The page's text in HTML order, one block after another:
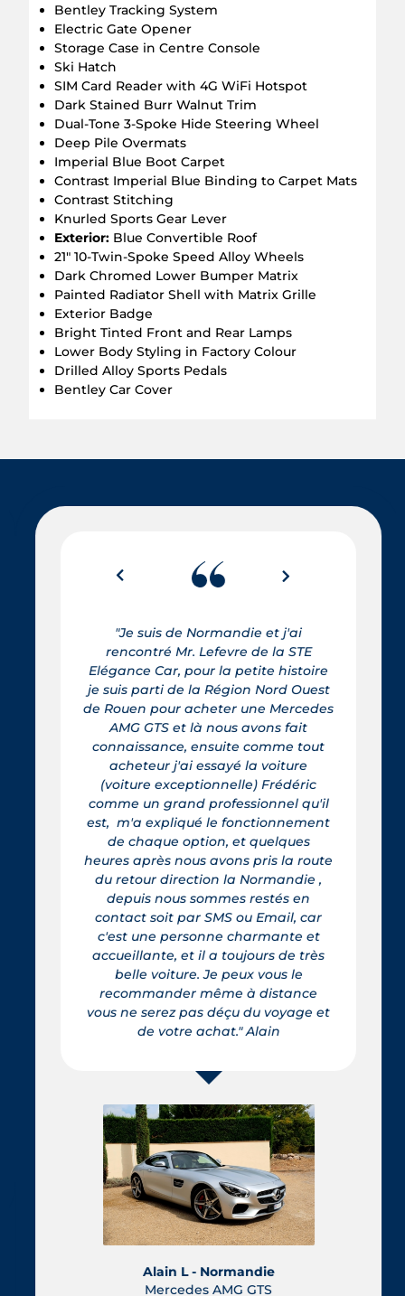
Bentley Tracking System
Electric Gate Opener
Storage Case in Centre Console
Ski Hatch
SIM Card Reader with 4G WiFi Hotspot
Dark Stained Burr Walnut Trim
Dual-Tone 3-Spoke Hide Steering Wheel
Deep Pile Overmats
Imperial Blue Boot Carpet
Contrast Imperial Blue Binding to Carpet Mats
Contrast Stitching
Knurled Sports Gear Lever
Exterior: Blue Convertible Roof
21″ 10-Twin-Spoke Speed Alloy Wheels
Dark Chromed Lower Bumper Matrix
Painted Radiator Shell with Matrix Grille
Exterior Badge
Bright Tinted Front and Rear Lamps
Lower Body Styling in Factory Colour
Drilled Alloy Sports Pedals
Bentley Car Cover
Alain L - Normandie
Mercedes AMG GTS
"Je suis de Normandie et j'ai
rencontré Mr. Lefevre de la STE
Elégance Car, pour la petite histoire
je suis parti de la Région Nord Ouest
de Rouen pour acheter une Mercedes
AMG GTS et là nous avons fait
connaissance, ensuite comme tout
acheteur j'ai essayé la voiture
(voiture exceptionnelle) Frédéric
comme un grand professionnel qu'il
est, m'a expliqué le fonctionnement
de chaque option, et quelques
heures après nous avons pris la route
du retour direction la Normandie ,
depuis nous sommes restés en
contact soit par SMS ou Email, car
c'est une personne charmante et
accueillante, et il a toujours de très
belle voiture. Je peux vous le
recommander même à distance
vous ne serez pas déçu du voyage et
de votre achat." Alain